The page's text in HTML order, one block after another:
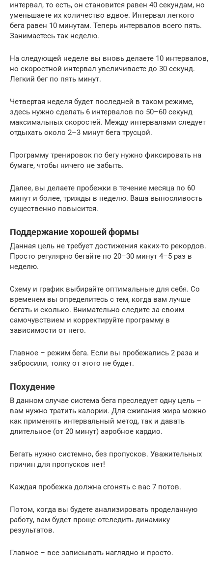
интервал, то есть, он становится равен 40 секундам, но
уменьшаете их количество вдвое. Интервал легкого
бега равен 10 минутам. Теперь интервалов всего пять.
Занимаетесь так неделю.
На следующей неделе вы вновь делаете 10 интервалов,
но скоростной интервал увеличиваете до 30 секунд.
Легкий бег по пять минут.
Четвертая неделя будет последней в таком режиме,
здесь нужно сделать 6 интервалов по 50–60 секунд
максимальных скоростей. Между интервалами следует
отдыхать около 2–3 минут бега трусцой.
Программу тренировок по бегу нужно фиксировать на
бумаге, чтобы ничего не забыть.
Далее, вы делаете пробежки в течение месяца по 60
минут и более, трижды в неделю. Ваша выносливость
существенно повысится.
Поддержание хорошей формы
Данная цель не требует достижения каких-то рекордов.
Просто регулярно бегайте по 20–30 минут 4–5 раз в
неделю.
Схему и график выбирайте оптимальные для себя. Со
временем вы определитесь с тем, когда вам лучше
бегать и сколько. Внимательно следите за своим
самочувствием и корректируйте программу в
зависимости от него.
Главное – режим бега. Если вы пробежались 2 раза и
забросили, толку от этого не будет.
Похудение
В данном случае система бега преследует одну цель –
вам нужно тратить калории. Для сжигания жира можно
как применять интервальный метод, так и давать
длительное (от 20 минут) аэробное кардио.
Бегать нужно системно, без пропусков. Уважительных
причин для пропусков нет!
Каждая пробежка должна сгонять с вас 7 потов.
Потом, когда вы будете анализировать проделанную
работу, вам будет проще отследить динамику
результатов.
Главное – все записывать наглядно и просто.